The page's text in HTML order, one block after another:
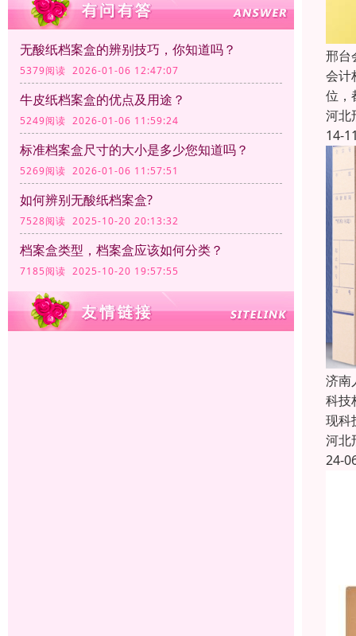
无酸纸档案盒的辨别技巧，你知道吗？
5379阅读 2026-01-06 12:47:07
牛皮纸档案盒的优点及用途？
5249阅读 2026-01-06 11:59:24
标准档案盒尺寸的大小是多少您知道吗？
5269阅读 2026-01-06 11:57:51
如何辨别无酸纸档案盒?
7528阅读 2025-10-20 20:13:32
档案盒类型，档案盒应该如何分类？
7185阅读 2025-10-20 19:57:55
邢台
会计
位，
河北
14-
济南
科技
现科
河北
24-